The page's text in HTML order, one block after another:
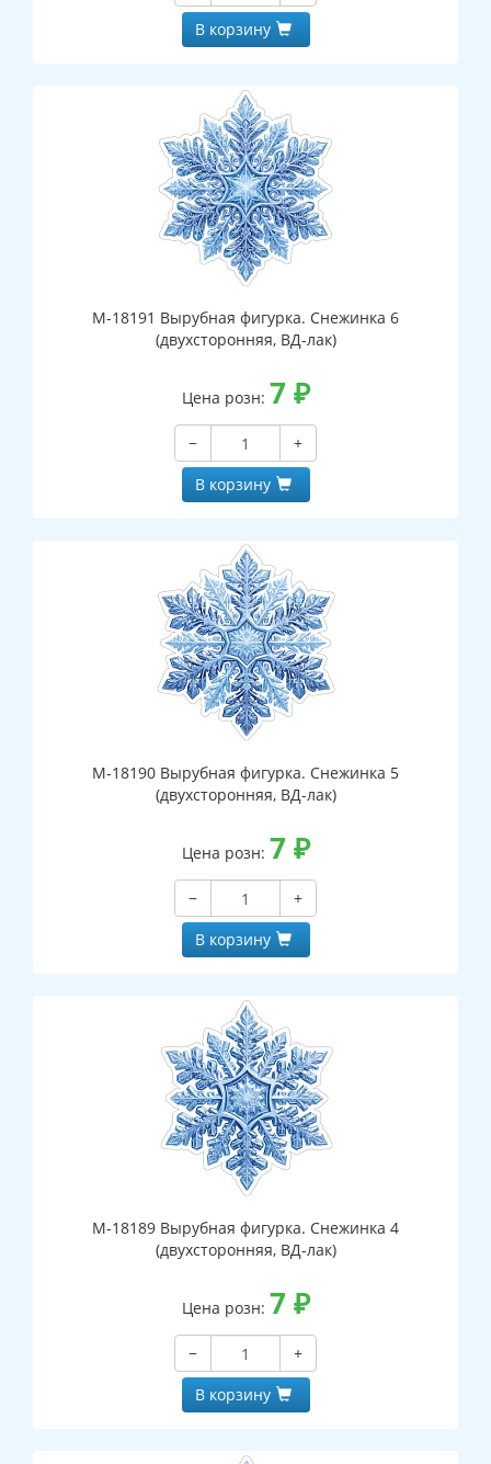
В корзину
М-18191 Вырубная фигурка. Снежинка 6
(двухсторонняя, ВД-лак)
Цена розн: 7 ₽
−
+
В корзину
М-18190 Вырубная фигурка. Снежинка 5
(двухсторонняя, ВД-лак)
Цена розн: 7 ₽
−
+
В корзину
М-18189 Вырубная фигурка. Снежинка 4
(двухсторонняя, ВД-лак)
Цена розн: 7 ₽
−
+
В корзину